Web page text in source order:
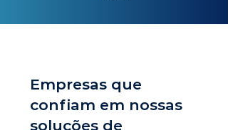
Empresas que
confiam em nossas
soluções de